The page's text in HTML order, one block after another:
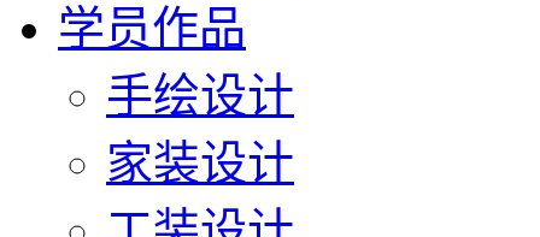
学员作品
手绘设计
家装设计